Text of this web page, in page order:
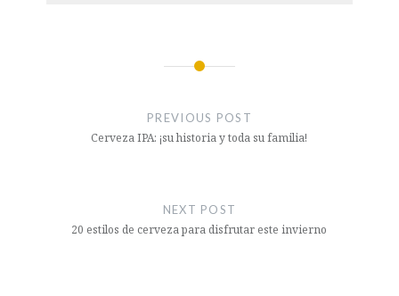
PREVIOUS POST
Cerveza IPA: ¡su historia y toda su familia!
NEXT POST
20 estilos de cerveza para disfrutar este invierno